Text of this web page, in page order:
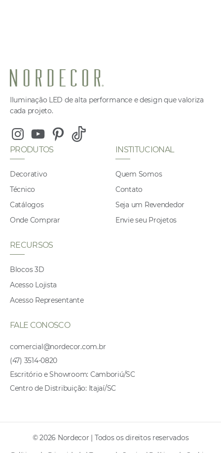
Iluminação LED de alta performance e design que valoriza
cada projeto.
InstagramYoutubePinterest
Tiktok
PRODUTOS
Decorativo
Técnico
Catálogos
Onde Comprar
INSTITUCIONAL
Quem Somos
Contato
Seja um Revendedor
Envie seu Projetos
RECURSOS
Blocos 3D
Acesso Lojista
Acesso Representante
FALE CONOSCO
comercial@nordecor.com.br
(47) 3514-0820
Escritório e Showroom: Camboriú/SC
Centro de Distribuição: Itajaí/SC
© 2026 Nordecor | Todos os direitos reservados